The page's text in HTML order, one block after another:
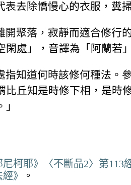
表去除憍慢心的衣服，糞
開聚落，寂靜而適合修行
閑處」，音譯為「阿蘭若
指知道何時該修何種法。
比丘知是時修下相，是時
柯耶》〈不斷品2〉第113
》
。